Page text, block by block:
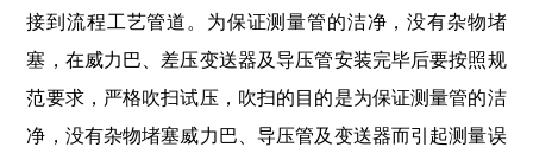
接到流程工艺管道。为保证测量管的洁净，没有杂物堵
塞，在威力巴、差压变送器及导压管安装完毕后要按照规
范要求，严格吹扫试压，吹扫的目的是为保证测量管的洁
净，没有杂物堵塞威力巴、导压管及变送器而引起测量误